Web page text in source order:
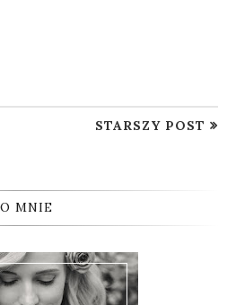
STARSZY POST
O MNIE